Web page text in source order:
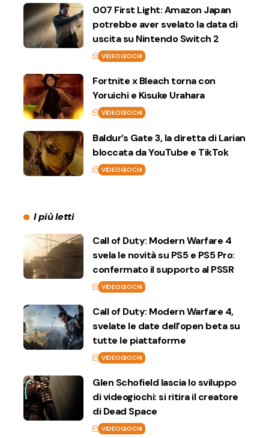
007 First Light: Amazon Japan
potrebbe aver svelato la data di
uscita su Nintendo Switch 2
VIDEOGIOCHI
Fortnite x Bleach torna con
Yoruichi e Kisuke Urahara
VIDEOGIOCHI
Baldur’s Gate 3, la diretta di Larian
bloccata da YouTube e TikTok
VIDEOGIOCHI
I più letti
Call of Duty: Modern Warfare 4
svela le novità su PS5 e PS5 Pro:
confermato il supporto al PSSR
VIDEOGIOCHI
Call of Duty: Modern Warfare 4,
svelate le date dell’open beta su
tutte le piattaforme
VIDEOGIOCHI
Glen Schofield lascia lo sviluppo
di videogiochi: si ritira il creatore
di Dead Space
VIDEOGIOCHI